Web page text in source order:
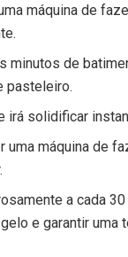
máquina de
minutos de
pasteleiro.
irá solidificar
uma máquina de
a cada
e garantir uma